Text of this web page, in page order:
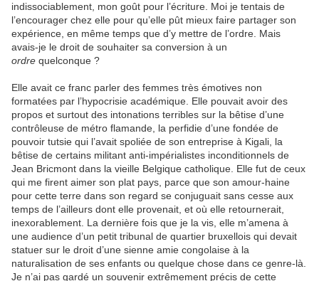
indissociablement, mon goût pour l’écriture. Moi je tentais de
l’encourager chez elle pour qu’elle pût mieux faire partager son
expérience, en même temps que d’y mettre de l’ordre. Mais
avais-je le droit de souhaiter sa conversion à un
ordre quelconque ?
Elle avait ce franc parler des femmes très émotives non
formatées par l’hypocrisie académique. Elle pouvait avoir des
propos et surtout des intonations terribles sur la bêtise d’une
contrôleuse de métro flamande, la perfidie d’une fondée de
pouvoir tutsie qui l’avait spoliée de son entreprise à Kigali, la
bêtise de certains militant anti-impérialistes inconditionnels de
Jean Bricmont dans la vieille Belgique catholique. Elle fut de ceux
qui me firent aimer son plat pays, parce que son amour-haine
pour cette terre dans son regard se conjuguait sans cesse aux
temps de l’ailleurs dont elle provenait, et où elle retournerait,
inexorablement. La dernière fois que je la vis, elle m’amena à
une audience d’un petit tribunal de quartier bruxellois qui devait
statuer sur le droit d’une sienne amie congolaise à la
naturalisation de ses enfants ou quelque chose dans ce genre-là.
Je n’ai pas gardé un souvenir extrêmement précis de cette